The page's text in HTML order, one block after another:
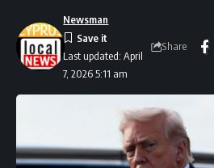
Last updated: April
7, 2026 5:11 am
Newsman
Share